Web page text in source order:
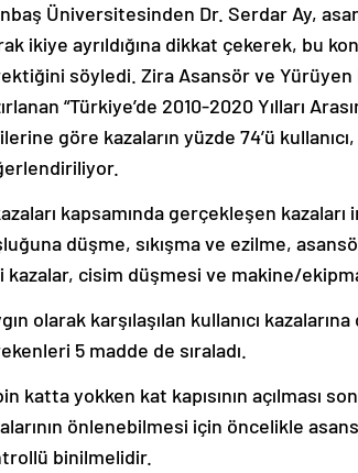
Üniversitesinden Dr. Serdar Ay,
ikiye ayrıldığına dikkat çekerek, bu
söyledi. Zira Asansör ve Yürüyen
“Türkiye’de 2010-2020 Yılları
göre kazaların yüzde 74’ü kullanıcı,
kapsamında gerçekleşen
düşme, sıkışma ve ezilme,
kazalar, cisim düşmesi ve makine/
olarak karşılaşılan kullanıcı
5 madde de sıraladı.
katta yokken kat kapısının açılması
önlenebilmesi için öncelikle
binilmelidir.